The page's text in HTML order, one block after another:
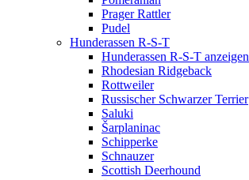
Prager Rattler
Pudel
Hunderassen R-S-T
Hunderassen R-S-T anzeigen
Rhodesian Ridgeback
Rottweiler
Russischer Schwarzer Terrier
Saluki
Šarplaninac
Schipperke
Schnauzer
Scottish Deerhound